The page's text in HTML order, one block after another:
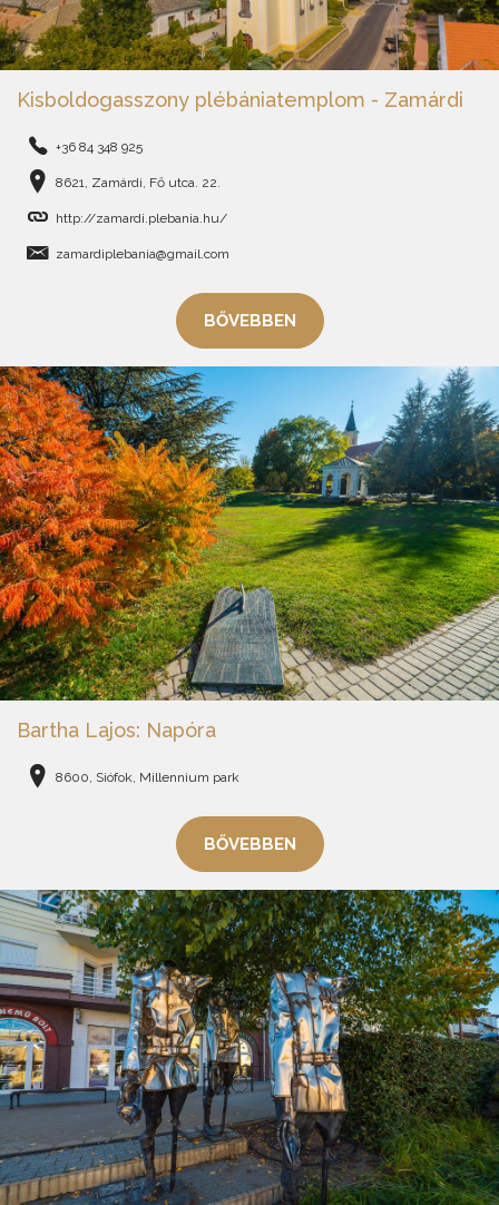
Kisboldogasszony plébániatemplom - Zamárdi
+36 84 348 925
8621, Zamárdi, Fő utca. 22.
http://zamardi.plebania.hu/
zamardiplebania@gmail.com
BŐVEBBEN
Bartha Lajos: Napóra
8600, Siófok, Millennium park
BŐVEBBEN